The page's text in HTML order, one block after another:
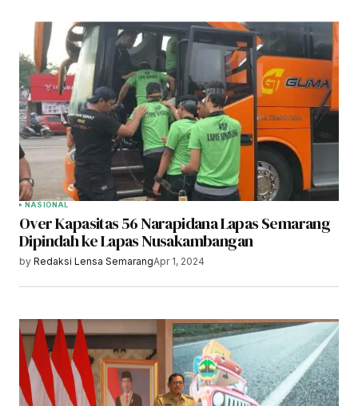
NASIONAL
Over Kapasitas 56 Narapidana Lapas Semarang
Dipindah ke Lapas Nusakambangan
by Redaksi Lensa SemarangApr 1, 2024